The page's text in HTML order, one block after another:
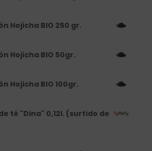
Hojicha BIO 250 gr.
Hojicha BIO 50gr.
Hojicha BIO 100gr.
té "Dina" 0,12l. (surtido de